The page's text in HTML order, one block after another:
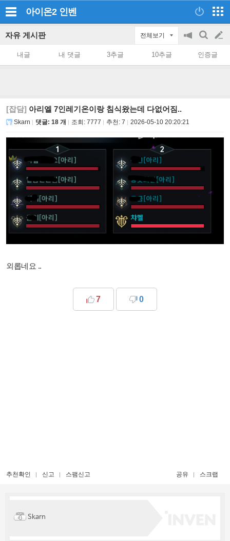
아이온2 인벤
자유 게시판 전체보기
공
on/off
검
색
글
쓰
내글 내 댓글 3추글 10추글 인증글
[잡담] 아리엘 7인레기온이랑 침식왔는데 다없어짐..
Skarn 댓글: 18 개 조회: 7777 추천: 7 2026-05-10 20:20:21
외롭네요 ..
7 0
추천확인 신고 스팸신고 공유 스크랩
Skarn